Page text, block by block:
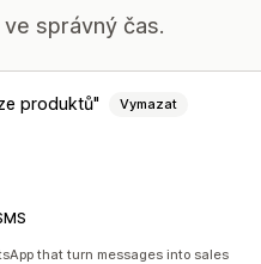
správný čas.
produktů Vymazat
that turn messages into sales